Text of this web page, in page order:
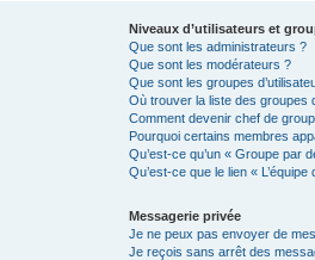
Niveaux d’utilisateurs et
Que sont les administrateurs ?
Que sont les modérateurs ?
Que sont les groupes
Où trouver la liste des groupes
Comment devenir chef de
Pourquoi certains membres
Qu’est-ce qu’un « Groupe par
Qu’est-ce que le lien « L’équipe
Messagerie privée
Je ne peux pas envoyer de
Je reçois sans arrêt des